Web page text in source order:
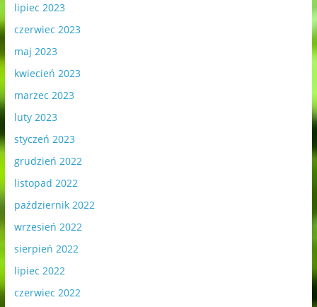
lipiec 2023
czerwiec 2023
maj 2023
kwiecień 2023
marzec 2023
luty 2023
styczeń 2023
grudzień 2022
listopad 2022
październik 2022
wrzesień 2022
sierpień 2022
lipiec 2022
czerwiec 2022